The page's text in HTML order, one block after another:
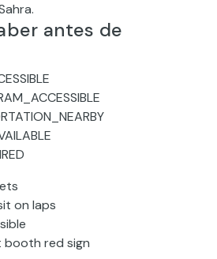
antes de
on laps
red sign